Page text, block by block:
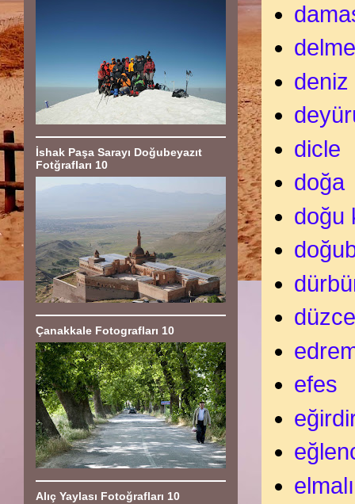
deniz
dicle
doğa
doğu
efes
İshak Paşa Sarayı Doğubeyazıt
Fotğrafları 10
Çanakkale Fotografları 10
Alıç Yaylası Fotoğrafları 10